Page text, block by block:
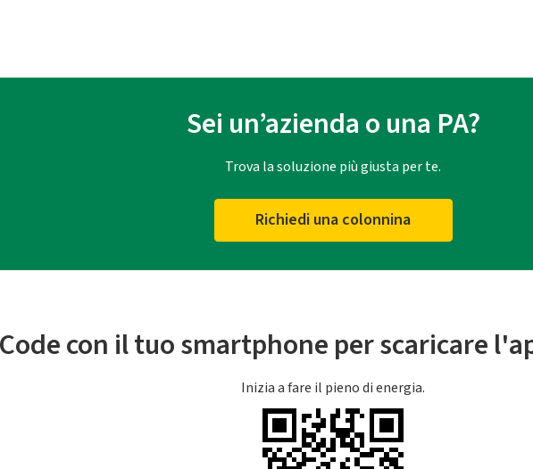
Sei un’azienda o una PA?
Trova la soluzione più giusta per te.
Richiedi una colonnina
con il tuo smartphone per scaricare
Inizia a fare il pieno di energia.